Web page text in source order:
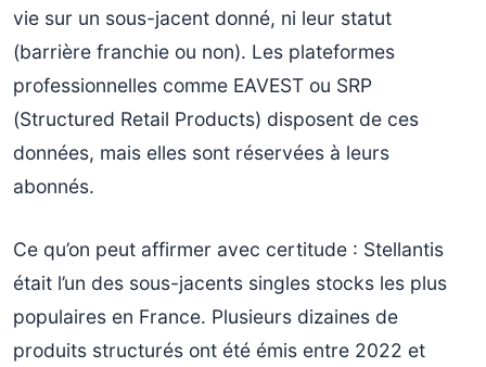
vie sur un sous-jacent donné, ni leur statut
(barrière franchie ou non). Les plateformes
professionnelles comme EAVEST ou SRP
(Structured Retail Products) disposent de ces
données, mais elles sont réservées à leurs
abonnés.
Ce qu’on peut affirmer avec certitude : Stellantis
était l’un des sous-jacents singles stocks les plus
populaires en France. Plusieurs dizaines de
produits structurés ont été émis entre 2022 et